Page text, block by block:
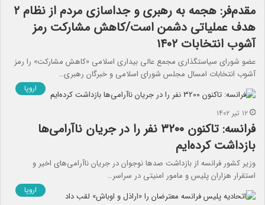
مقدم‌فر: هجمه به رهبری و جداسازی مردم از نظام ۲
هدف عملیاتی دشمن است/کاهش مشارکت رمز
آشوب انتخابات ۱۴۰۲
عضو شورای سیاستگذاری مجمع عالی بیداری اسلامی «کاهش مشارکت» را رمز
آشوب انتخابات امسال مجلس شورای اسلامی و خبرگان رهبری…
اروپا
۱۲ تیر ۱۴۰۲
فرانسه: تاکنون ۳۲۰۰ نفر را در جریان ناآرامی‌ها
بازداشت کرده‌ایم
وزیر کشور فرانسه از بازداشت صد‌ها نوجوان در جریان ناآرامی‌های اخیر و
استقرار هزاران پلیس و مامور امنیتی در سراسر…
اروپا